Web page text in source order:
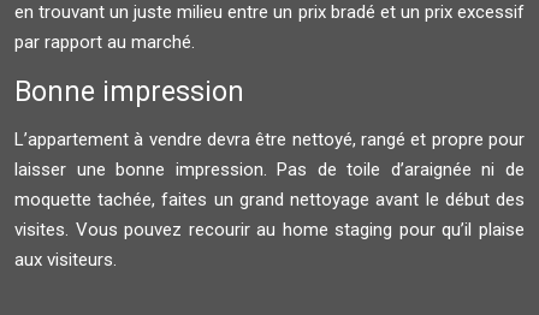
en trouvant un juste milieu entre un prix bradé et un prix excessif
par rapport au marché.
Bonne impression
L’appartement à vendre devra être nettoyé, rangé et propre pour
laisser une bonne impression. Pas de toile d’araignée ni de
moquette tachée, faites un grand nettoyage avant le début des
visites. Vous pouvez recourir au home staging pour qu’il plaise
aux visiteurs.